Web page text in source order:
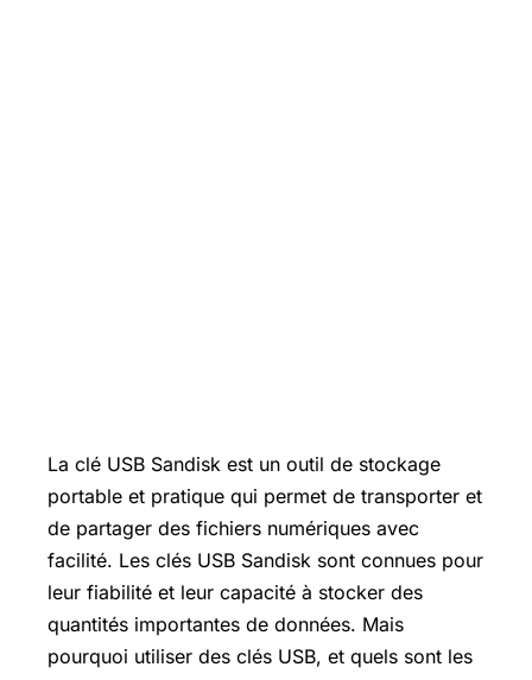
La clé USB Sandisk est un outil de stockage
portable et pratique qui permet de transporter et
de partager des fichiers numériques avec
facilité. Les clés USB Sandisk sont connues pour
leur fiabilité et leur capacité à stocker des
quantités importantes de données. Mais
pourquoi utiliser des clés USB, et quels sont les